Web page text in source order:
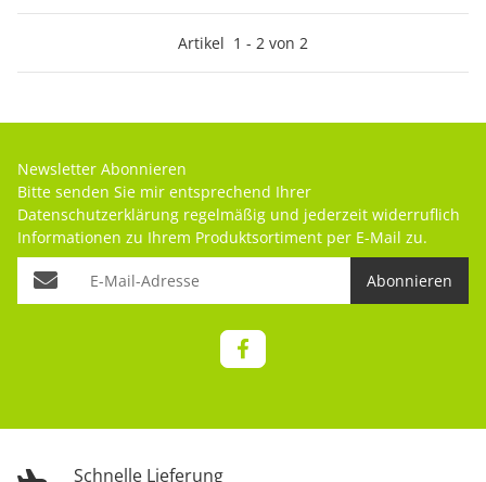
Artikel 1 - 2 von 2
Schnelle Lieferung
Newsletter Abonnieren
Bitte senden Sie mir entsprechend Ihrer
Datenschutzerklärung regelmäßig und jederzeit widerruflich
Informationen zu Ihrem Produktsortiment per E-Mail zu.
Abonnieren